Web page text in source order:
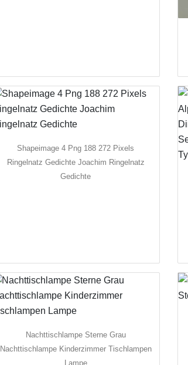
Shapeimage 4 Png 188 272 Pixels
Ringelnatz Gedichte Joachim Ringelnatz
Gedichte
Nachttischlampe Sterne Grau
Nachttischlampe Kinderzimmer Tischlampen
Lampe